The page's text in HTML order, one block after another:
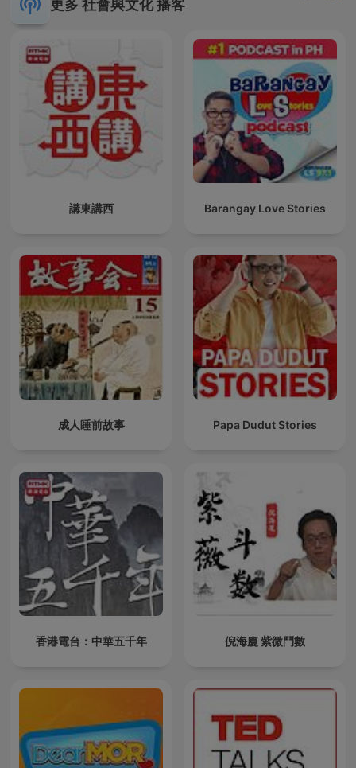
更多 社會與文化 播客
講東講西 Barangay Love Stories
成人睡前故事 Papa Dudut Stories
香港電台：中華五千年 倪海廈 紫微鬥數